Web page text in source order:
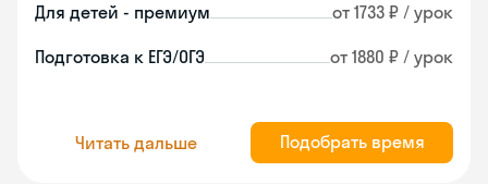
Для детей - премиум от 1733 ₽ / урок
Подготовка к ЕГЭ/ОГЭ от 1880 ₽ / урок
Читать дальше Подобрать время